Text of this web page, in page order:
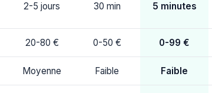
2-5 jours 30 min 5 minutes
20-80 € 0-50 € 0-99 €
Moyenne Faible Faible